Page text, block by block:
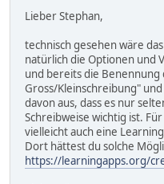
Lieber Stephan,
technisch gesehen wäre
natürlich die Optionen und
und bereits die
Gross/Kleinschreibung"
davon aus, dass es nur
Schreibweise wichtig ist.
vielleicht auch eine
Dort hättest du solche
https://learningapps.org/